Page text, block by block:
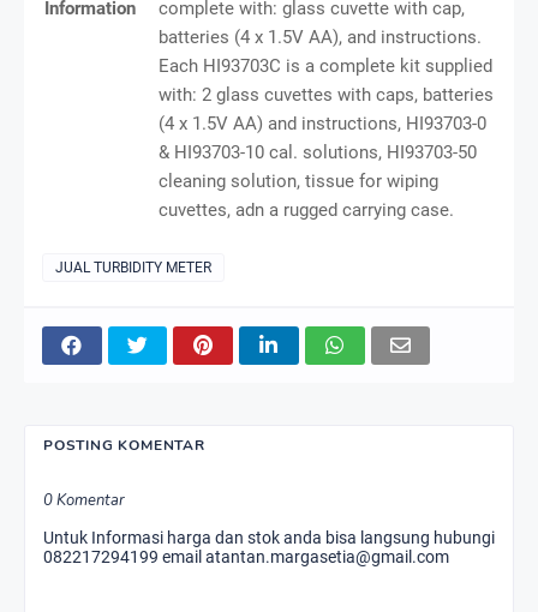
Information
complete with: glass cuvette with cap,
batteries (4 x 1.5V AA), and instructions.
Each HI93703C is a complete kit supplied
with: 2 glass cuvettes with caps, batteries
(4 x 1.5V AA) and instructions, HI93703-0
& HI93703-10 cal. solutions, HI93703-50
cleaning solution, tissue for wiping
cuvettes, adn a rugged carrying case.
JUAL TURBIDITY METER
POSTING KOMENTAR
0 Komentar
Untuk Informasi harga dan stok anda bisa langsung hubungi
082217294199 email atantan.margasetia@gmail.com